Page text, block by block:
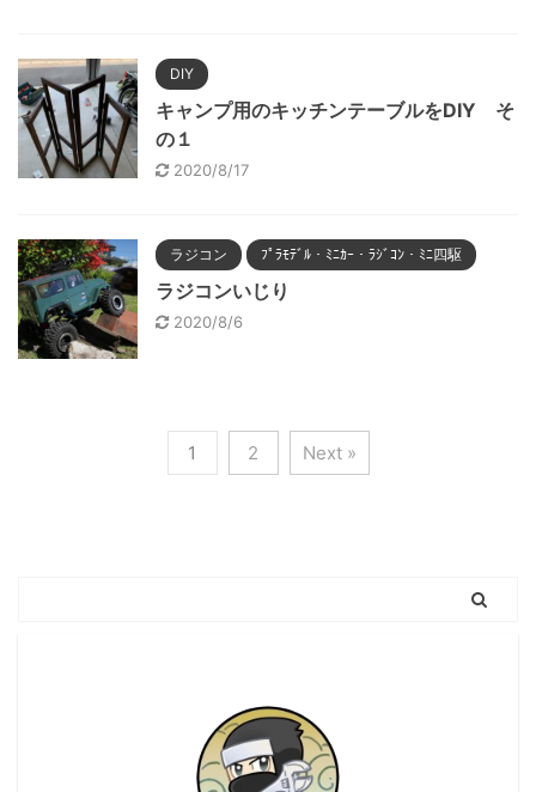
DIY
キャンプ用のキッチンテーブルをDIY そ
の１
2020/8/17
ラジコン ﾌﾟﾗﾓﾃﾞﾙ・ﾐﾆｶｰ・ﾗｼﾞｺﾝ・ﾐﾆ四駆
ラジコンいじり
2020/8/6
1 2 Next »